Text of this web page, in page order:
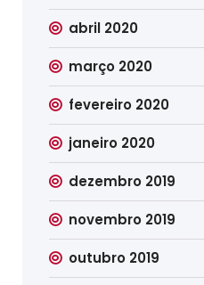
abril 2020
março 2020
fevereiro 2020
janeiro 2020
dezembro 2019
novembro 2019
outubro 2019